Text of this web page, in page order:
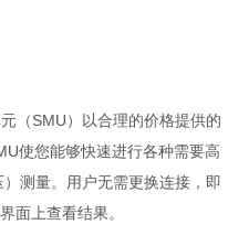
（SMU）以合理的价格提供的
使您能够快速进行各种需要高
测量。用户无需更换连接，即
面上查看结果。